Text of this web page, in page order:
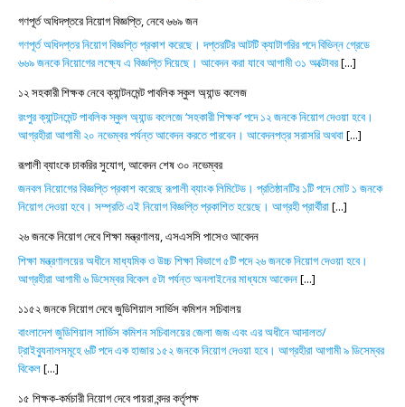
গণপূর্ত অধিদপ্তরে নিয়োগ বিজ্ঞপ্তি, নেবে ৬৬৯ জন
গণপূর্ত অধিদপ্তর নিয়োগ বিজ্ঞপ্তি প্রকাশ করেছে। দপ্তরটির আটটি ক্যাটাগরির পদে বিভিন্ন গ্রেডে
৬৬৯ জনকে নিয়োগের লক্ষ্যে এ বিজ্ঞপ্তি দিয়েছে। আবেদন করা যাবে আগামী ৩১ অক্টোবর[...]
১২ সহকারী শিক্ষক নেবে ক্যান্টনমেন্ট পাবলিক স্কুল অ্যান্ড কলেজ
রংপুর ক্যান্টনমেন্ট পাবলিক স্কুল অ্যান্ড কলেজে ‘সহকারী শিক্ষক’ পদে ১২ জনকে নিয়োগ দেওয়া হবে।
আগ্রহীরা আগামী ২০ নভেম্বর পর্যন্ত আবেদন করতে পারবেন। আবেদনপত্র সরাসরি অথবা[...]
রূপালী ব্যাংকে চাকরির সুযোগ, আবেদন শেষ ৩০ নভেম্বর
জনবল নিয়োগের বিজ্ঞপ্তি প্রকাশ করেছে রূপালী ব্যাংক লিমিটেড। প্রতিষ্ঠানটির ১টি পদে মোট ১ জনকে
নিয়োগ দেওয়া হবে। সম্প্রতি এই নিয়োগ বিজ্ঞপ্তি প্রকাশিত হয়েছে। আগ্রহী প্রার্থীরা[...]
২৬ জনকে নিয়োগ দেবে শিক্ষা মন্ত্রণালয়, এসএসসি পাসেও আবেদন
শিক্ষা মন্ত্রণালয়ের অধীনে মাধ্যমিক ও উচ্চ শিক্ষা বিভাগে ৫টি পদে ২৬ জনকে নিয়োগ দেওয়া হবে।
আগ্রহীরা আগামী ৬ ডিসেম্বর বিকেল ৫টা পর্যন্ত অনলাইনের মাধ্যমে আবেদন[...]
১১৫২ জনকে নিয়োগ দেবে জুডিশিয়াল সার্ভিস কমিশন সচিবালয়
বাংলাদেশ জুডিশিয়াল সার্ভিস কমিশন সচিবালয়ের জেলা জজ এবং এর অধীনে আদালত/
ট্রাইব্যুনালসমূহে ৬টি পদে এক হাজার ১৫২ জনকে নিয়োগ দেওয়া হবে। আগ্রহীরা আগামী ৯ ডিসেম্বর
বিকেল[...]
১৫ শিক্ষক-কর্মচারী নিয়োগ দেবে পায়রা বন্দর কর্তৃপক্ষ